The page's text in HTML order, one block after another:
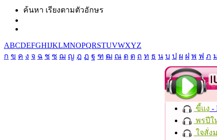
ค้นหา เรียงตามตัวอักษร
ABCDEFGHIJKLMNOPQRSTUVWXYZ
ก ข ค ง จ ฉ ช ซ ฌ ญ ฎ ฏ ฐ ฑ ฒ ณ ด ต ถ ท ธ น บ ป ผ ฝ พ ฟ ภ
ขี้แง -
พรปีใ
ใจสั่ง